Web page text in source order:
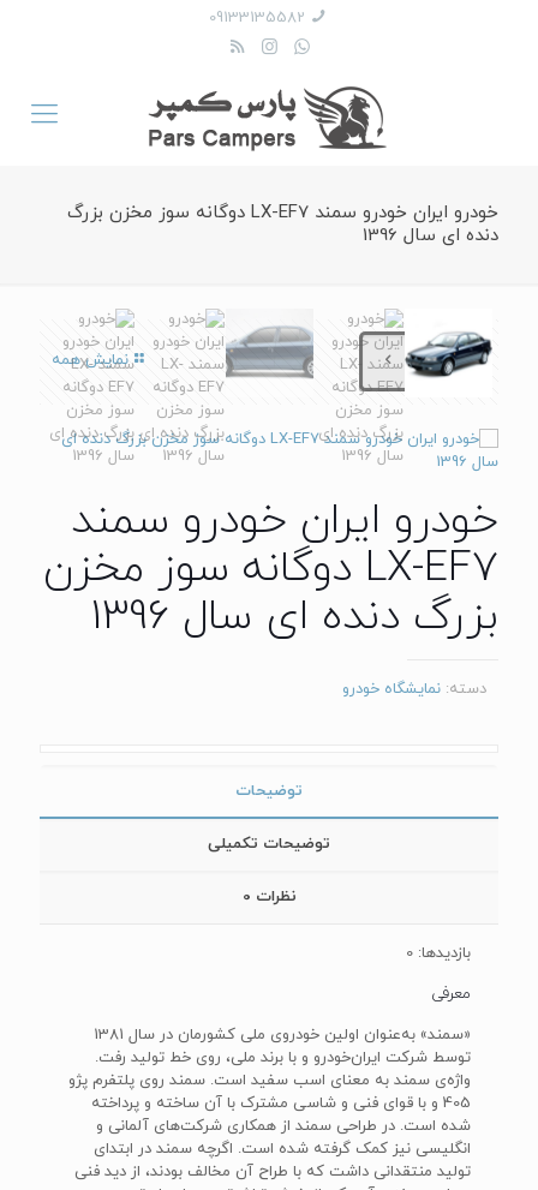
09133135582
خودرو ایران خودرو سمند LX-EF7 دوگانه سوز مخزن بزرگ
دنده ای سال 1396
نمایش همه
خودرو ایران خودرو سمند
LX-EF7 دوگانه سوز مخزن
بزرگ دنده ای سال 1396
دسته: نمایشگاه خودرو
توضیحات
توضیحات تکمیلی
نظرات 0
بازدیدها: 0
معرفی
«سمند» به‌عنوان اولین خودروی ملی کشورمان در سال 1381
توسط شرکت ایران‌خودرو و با برند ملی، روی خط تولید رفت.
واژه‌ی سمند به معنای اسب سفید است. سمند روی پلتفرم پژو
405 و با قوای فنی و شاسی مشترک با آن ساخته و پرداخته
شده است. در طراحی سمند از همکاری شرکت‌های آلمانی و
انگلیسی نیز کمک گرفته شده است. اگرچه سمند در ابتدای
تولید منتقدانی داشت که با طراح آن مخالف بودند، از دید فنی